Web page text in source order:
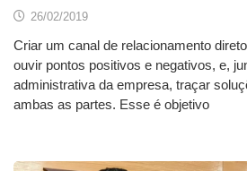
26/02/2019
Criar um canal de relacionamento
ouvir pontos positivos e negativos, e,
administrativa da empresa, traçar
ambas as partes. Esse é objetivo